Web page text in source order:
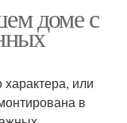
доме с
или
в